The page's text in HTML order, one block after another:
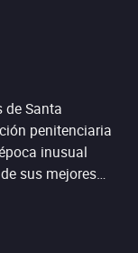
de Santa
penitenciaria
inusual
sus mejores
que la película
estatuillas,
y Mejor